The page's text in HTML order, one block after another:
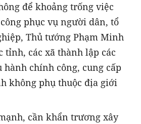
để khoảng trống việc
phục vụ người dân, tổ
Thủ tướng Phạm Minh
tỉnh, các xã thành lập các
chính công, cung cấp
không phụ thuộc địa giới
cần khẩn trương xây